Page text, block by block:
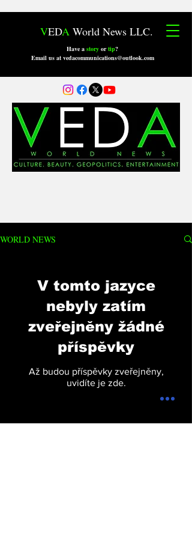
VEDA World News LLC.
Have a story ortip?
Email us at vedacommunications@outlook.com
WORLD NEWS
V tomto jazyce
nebyly zatím
zveřejněny žádné
příspěvky
Až budou příspěvky zveřejněny,
uvidíte je zde.